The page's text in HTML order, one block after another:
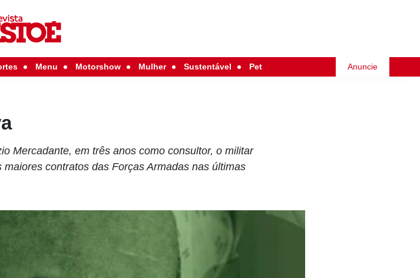
Menu Motorshow Mulher Sustentável Pet Anuncie
Mercadante, em três anos como consultor, o militar
contratos das Forças Armadas nas últimas